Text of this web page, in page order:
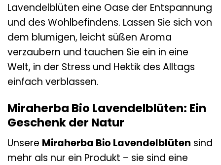
Lavendelblüten eine Oase der Entspannung
und des Wohlbefindens. Lassen Sie sich von
dem blumigen, leicht süßen Aroma
verzaubern und tauchen Sie ein in eine
Welt, in der Stress und Hektik des Alltags
einfach verblassen.
Miraherba Bio Lavendelblüten: Ein
Geschenk der Natur
Unsere Miraherba Bio Lavendelblüten sind
mehr als nur ein Produkt – sie sind eine